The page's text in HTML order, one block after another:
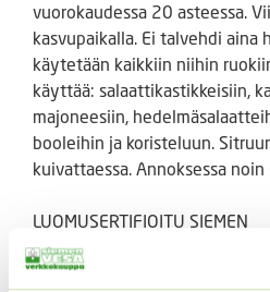
vuorokaudessa 20 asteessa.
kasvupaikalla. Ei talvehdi aina
käytetään kaikkiin niihin
käyttää: salaattikastikkeisiin,
majoneesiin,
booleihin ja koristeluun.
kuivattaessa. Annoksessa
LUOMUSERTIFIOITU SIEMEN